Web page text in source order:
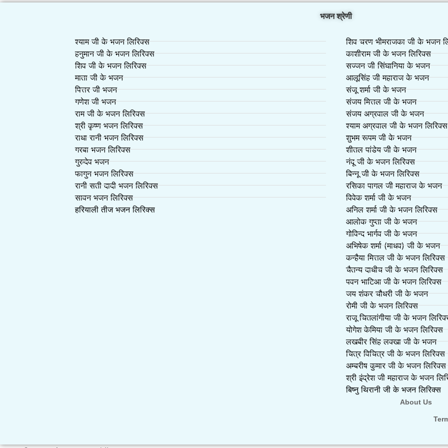
भजन श्रेणी
श्याम जी के भजन लिरिक्स
हनुमान जी के भजन लिरिक्स
शिव जी के भजन लिरिक्स
माता जी के भजन
पित्तर जी भजन
गणेश जी भजन
राम जी के भजन लिरिक्स
श्री कृष्ण भजन लिरिक्स
राधा रानी भजन लिरिक्स
गरबा भजन लिरिक्स
गुरुदेव भजन
फागुन भजन लिरिक्स
रानी सती दादी भजन लिरिक्स
सावन भजन लिरिक्स
हरियाली तीज भजन लिरिक्स
शिव चरण भीमराजका जी के भजन
काशीराम जी के भजन लिरिक्स
सज्जन जी सिंघानिया के भजन
आलूसिंह जी महाराज के भजन
संजू शर्मा जी के भजन
संजय मित्तल जी के भजन
संजय अग्रवाल जी के भजन
श्याम अग्रवाल जी के भजन लिरिक्स
शुभम रूपम जी के भजन
शीतल पांडेय जी के भजन
नंदू जी के भजन लिरिक्स
बिन्नू जी के भजन लिरिक्स
रसिका पागल जी महाराज के भजन
विवेक शर्मा जी के भजन
अनिल शर्मा जी के भजन लिरिक्स
आलोक गुप्ता जी के भजन
गोविन्द भार्गव जी के भजन
अभिषेक शर्मा (माधव) जी के भजन
कन्हैया मित्तल जी के भजन लिरिक्स
चैतन्य दाधीच जी के भजन लिरिक्स
पवन भाटिआ जी के भजन लिरिक्स
जय शंकर चौधरी जी के भजन
रोमी जी के भजन लिरिक्स
राजू चितलांगीया जी के भजन
योगेश केमिया जी के भजन लिरिक्स
लखबीर सिंह लक्खा जी के भजन
चित्र विचित्र जी के भजन लिरिक्स
अम्बरीष कुमार जी के भजन लिरिक्स
श्री इंद्रेश जी महाराज के भजन
बिष्नु थिरानी जी के भजन लिरिक्स
About Us